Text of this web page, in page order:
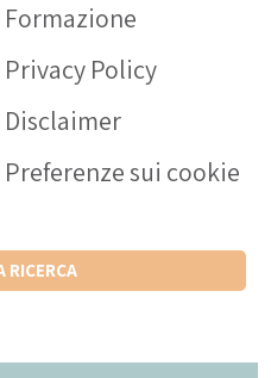
Formazione
Privacy Policy
Disclaimer
Preferenze sui cookie
RICERCA